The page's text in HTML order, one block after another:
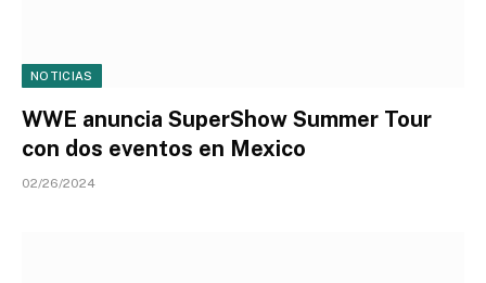
NOTICIAS
WWE anuncia SuperShow Summer Tour
con dos eventos en Mexico
02/26/2024